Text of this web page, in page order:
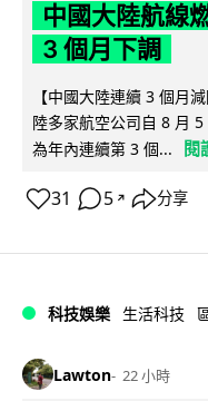
中國大陸航線
3 個月下調
【中國大陸連續 3 個月
陸多家航空公司自 8 月
為年內連續第 3 個...
閱
31 5 ↗ 分享
科技娛樂 生活科技
Lawton 22 小時